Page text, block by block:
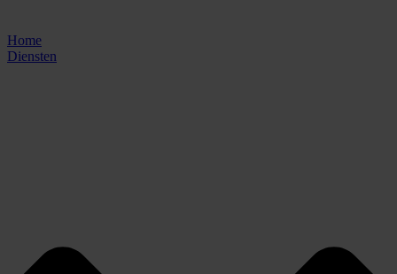
Home
Diensten